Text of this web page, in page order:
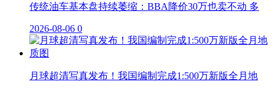
传统油车基本盘持续萎缩：BBA降价30万也卖不动 多
2026-08-06 0
月球超清写真发布！我国编制完成1:500万新版全月地